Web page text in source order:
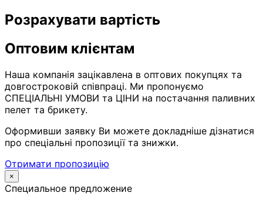
Розрахувати вартість
Оптовим клієнтам
Наша компанія зацікавлена в оптових покупцях та
довгостроковій співпраці. Ми пропонуємо
СПЕЦІАЛЬНІ УМОВИ та ЦІНИ на постачання паливних
пелет та брикету.
Оформивши заявку Ви можете докладніше дізнатися
про спеціальні пропозиції та знижки.
Отримати пропозицію
×
Специальное предложение